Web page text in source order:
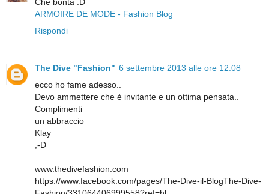
ARMOIRE DE MODE - Fashion Blog
Rispondi
The Dive "Fashion" 6 settembre 2013 alle ore 12:08
ecco ho fame adesso..
Devo ammettere che è invitante e un ottima pensata..
Complimenti
un abbraccio
Klay
;-D
www.thedivefashion.com
https://www.facebook.com/pages/The-Dive-il-BlogThe-Dive-